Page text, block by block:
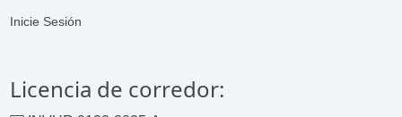
Inicie Sesión
Licencia de corredor: